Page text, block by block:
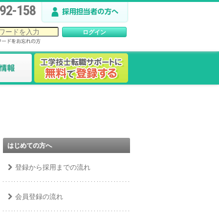
158
はじめての方へ
登録から採用までの流れ
会員登録の流れ